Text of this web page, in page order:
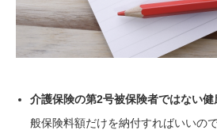
介護保険の第2号被保険者ではない
般保険料額だけを納付すればいいの